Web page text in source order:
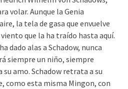
volar. Aunque la Genia
la tela de gasa que envuelve
que la ha traído hasta aquí.
dado alas a Schadow, nunca
siempre un niño, siempre
amo. Schadow retrata a su
como esta misma Mingon, con